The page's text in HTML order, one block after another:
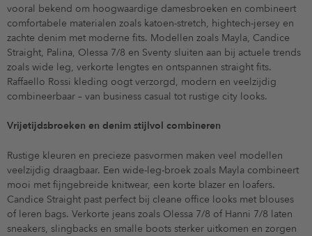
vooral bekend om hoogwaardige damesbroeken en combineert
comfortabele materialen zoals katoen-stretch, hightech-jersey en
zachte denim met moderne fits. Modellen zoals Mayla, Candice
Straight, Palina, Olessa 7/8 en Sventy sluiten aan bij actuele trends
zoals wide leg, verkorte lengtes en ontspannen straight fits.
Raffaello Rossi kleding oogt verzorgd, modern en veelzijdig
combineerbaar – van business casual tot rustige city looks.
Vrijetijdsbroeken en denim stijlvol combineren
Rustige kleuren en precieze pasvormen maken veel modellen
veelzijdig draagbaar. Een wide-leg-broek zoals Mayla combineert
mooi met fijngebreide knitwear, een korte blazer en loafers.
Candice Straight past perfect bij cleane office looks met blouses
of leren bags. Verkorte jeans zoals Olessa 7/8 of Hanni 7/8 laten
sneakers, slingbacks en smalle boots sterker uitkomen en zorgen